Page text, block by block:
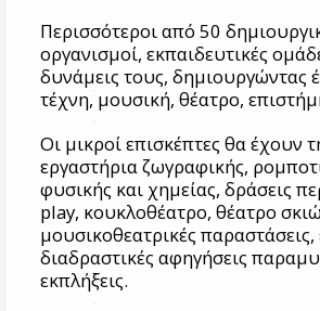
Περισσότεροι από 50
οργανισμοί, εκπαιδευτικές
δυνάμεις τους, δημιουργώντας
τέχνη, μουσική, θέατρο,
Οι μικροί επισκέπτες θα έχουν
εργαστήρια ζωγραφικής,
φυσικής και χημείας, δράσεις
play, κουκλοθέατρο, θέατρο
μουσικοθεατρικές
διαδραστικές αφηγήσεις
εκπλήξεις.